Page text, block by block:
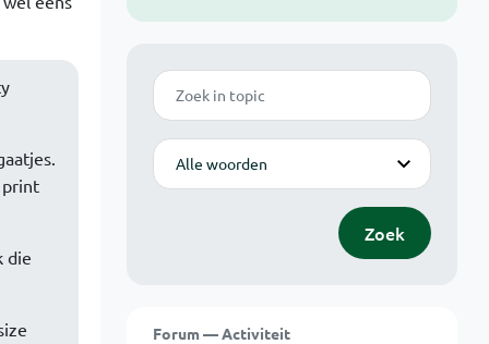
Zoek
Modus
Zoek
Forum — Activiteit
print
die